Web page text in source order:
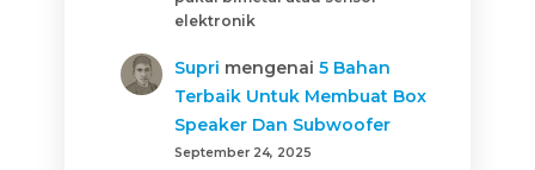
elektronik
Supri mengenai5 Bahan
Terbaik Untuk Membuat Box
Speaker Dan Subwoofer
September 24, 2025